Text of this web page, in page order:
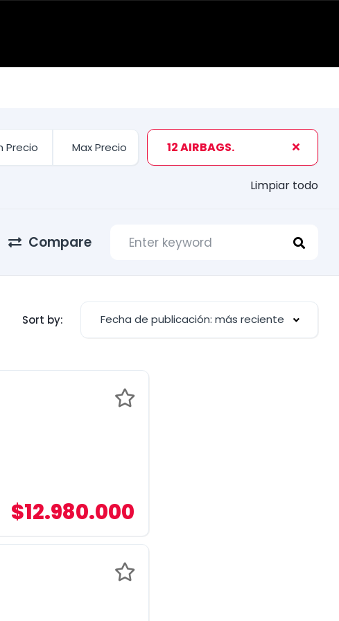
12 AIRBAGS.
Limpiar todo
Compare
Sort by: Fecha de publicación: más reciente
$12.980.000